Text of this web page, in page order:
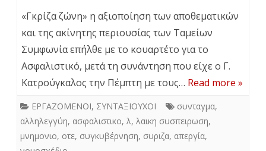
«Γκρίζα ζώνη» η αξιοποίηση των αποθεματικών
και της ακίνητης περιουσίας των Ταμείων
Συμφωνία επήλθε με το κουαρτέτο για το
Ασφαλιστικό, μετά τη συνάντηση που είχε ο Γ.
Κατρούγκαλος την Πέμπτη με τους… Read more »
ΕΡΓΑΖΟΜΕΝΟΙ, ΣΥΝΤΑΞΙΟΥΧΟΙ συνταγμα,
αλληλεγγύη, ασφαλιστικο, λ, λαικη συσπειρωση,
μνημονιο, οτε, συγκυβέρνηση, συριζα, απεργία,